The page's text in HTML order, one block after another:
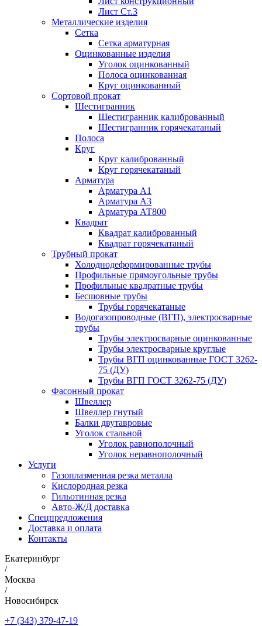
Лист Ст.3
Металлические изделия
Сетка
Сетка арматурная
Оцинкованные изделия
Уголок оцинкованный
Полоса оцинкованная
Круг оцинкованный
Сортовой прокат
Шестигранник
Шестигранник калиброванный
Шестигранник горячекатаный
Полоса
Круг
Круг калиброванный
Круг горячекатаный
Арматура
Арматура А1
Арматура А3
Арматура АТ800
Квадрат
Квадрат калиброванный
Квадрат горячекатаный
Трубный прокат
Холоднодеформированные трубы
Профильные прямоугольные трубы
Профильные квадратные трубы
Бесшовные трубы
Трубы горячекатаные
Водогазопроводные (ВГП), электросварные
трубы
Трубы электросварные оцинкованные
Трубы электросварные круглые
Трубы ВГП оцинкованные ГОСТ 3262-
75 (ДУ)
Трубы ВГП ГОСТ 3262-75 (ДУ)
Фасонный прокат
Швеллер
Швеллер гнутый
Балки двутавровые
Уголок стальной
Уголок равнополочный
Уголок неравнополочный
Услуги
Газоплазменная резка металла
Кислородная резка
Гильотинная резка
Авто-Ж/Д доставка
Спецпредложения
Доставка и оплата
Контакты
Екатеринбург
/
Москва
/
Новосибирск
+7 (343) 379-47-19